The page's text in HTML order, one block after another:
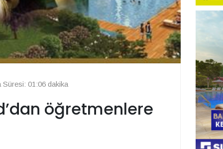
Süresi: 01:06 dakika
öğretmenlere